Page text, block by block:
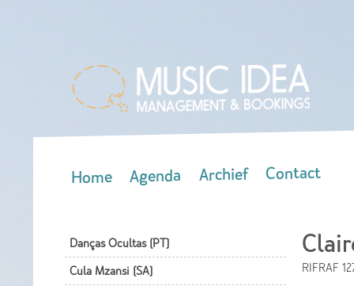
Home Agenda Archief Contact
Danças Ocultas (PT)
Cula Mzansi (SA)
RIFRAF